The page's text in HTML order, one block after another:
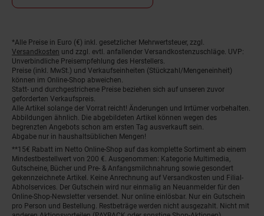
Fußnoten
*Alle Preise in Euro (€) inkl. gesetzlicher Mehrwertsteuer, zzgl.
Versandkosten und zzgl. evtl. anfallender Versandkostenzuschläge. UVP:
Unverbindliche Preisempfehlung des Herstellers.
Preise (inkl. MwSt.) und Verkaufseinheiten (Stückzahl/Mengeneinheit)
können im Online-Shop abweichen.
Statt- und durchgestrichene Preise beziehen sich auf unseren zuvor
geforderten Verkaufspreis.
Alle Artikel solange der Vorrat reicht! Änderungen und Irrtümer vorbehalten.
Abbildungen ähnlich. Die abgebildeten Artikel können wegen des
begrenzten Angebots schon am ersten Tag ausverkauft sein.
Abgabe nur in haushaltsüblichen Mengen!
**15€ Rabatt im Netto Online-Shop auf das komplette Sortiment ab einem
Mindestbestellwert von 200 €. Ausgenommen: Kategorie Multimedia,
Gutscheine, Bücher und Pre- & Anfangsmilchnahrung sowie gesondert
gekennzeichnete Artikel. Keine Anrechnung auf Versandkosten und Filial-
Abholservices. Der Gutschein wird nur einmalig an Neuanmelder für den
Online-Shop-Newsletter versendet. Nur online einlösbar. Nur ein Gutschein
pro Person und Bestellung. Restbeträge werden nicht ausgezahlt. Nicht mit